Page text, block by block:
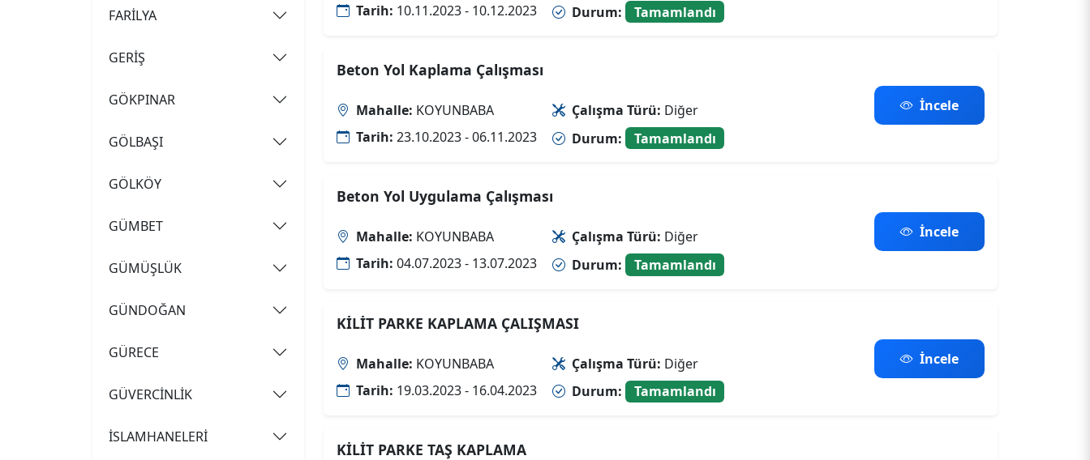
FARİLYA
GERİŞ
GÖKPINAR
GÖLBAŞI
GÖLKÖY
GÜMBET
GÜMÜŞLÜK
GÜNDOĞAN
GÜRECE
GÜVERCİNLİK
İSLAMHANELERİ
Tarih: 10.11.2023 - 10.12.2023 Durum: Tamamlandı
Beton Yol Kaplama Çalışması
Mahalle: KOYUNBABA Çalışma Türü: Diğer
Tarih: 23.10.2023 - 06.11.2023 Durum: Tamamlandı
İncele
Beton Yol Uygulama Çalışması
Mahalle: KOYUNBABA Çalışma Türü: Diğer
Tarih: 04.07.2023 - 13.07.2023 Durum: Tamamlandı
İncele
KİLİT PARKE KAPLAMA ÇALIŞMASI
Mahalle: KOYUNBABA Çalışma Türü: Diğer
Tarih: 19.03.2023 - 16.04.2023 Durum: Tamamlandı
İncele
KİLİT PARKE TAŞ KAPLAMA